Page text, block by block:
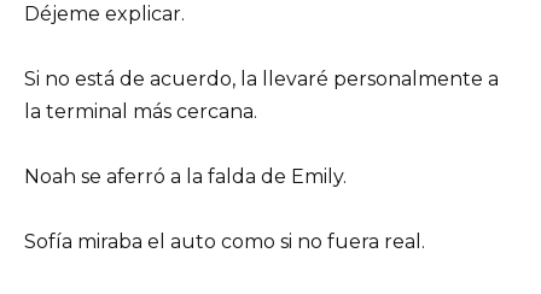
Déjeme explicar.
Si no está de acuerdo, la llevaré personalmente a
la terminal más cercana.
Noah se aferró a la falda de Emily.
Sofía miraba el auto como si no fuera real.